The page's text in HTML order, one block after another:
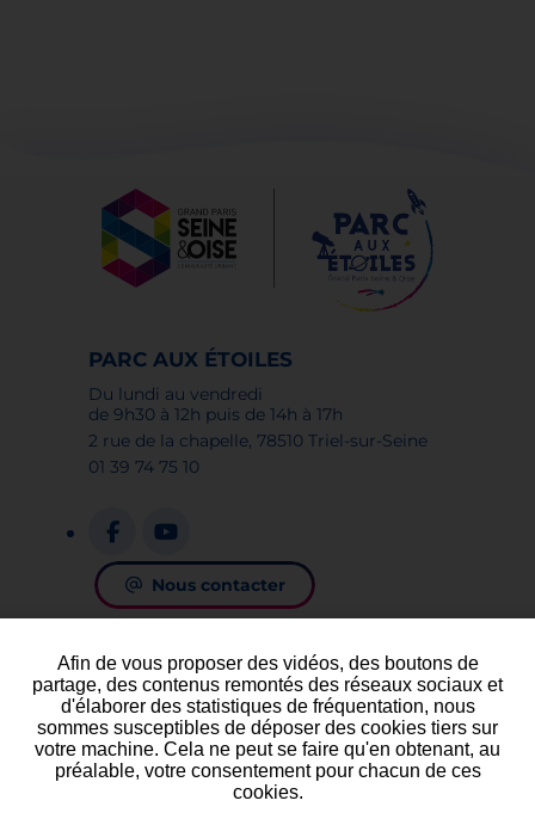
Afin de vous proposer des vidéos, des boutons de
partage, des contenus remontés des réseaux sociaux et
d'élaborer des statistiques de fréquentation, nous
sommes susceptibles de déposer des cookies tiers sur
votre machine. Cela ne peut se faire qu'en obtenant, au
préalable, votre consentement pour chacun de ces
cookies.
Carte du ciel - de 6 à 12
Vacances, Atelier scientifique,
Enfance, Adolescent
PARC AUX ETOILES
Vacances, Visite, Découverte,
Astronomie, Famille, Enfance,
PARC AUX ETOILES16h00 - 17h00
23
PARC AUX ÉTOILES
Du lundi au vendredi
de 9h30 à 12h puis de 14h à 17h
2 rue de la chapelle, 78510 Triel-sur-Seine
01 39 74 75 10
Nous contacter
PLAN DU SITE
ACCESSIBILITÉ
MENTIONS LÉGALES
PROTECTION DES DONNÉES
FINANCEMENTS
GESTION DES COOKIES